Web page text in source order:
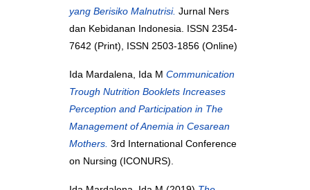
yang Berisiko Malnutrisi. Jurnal Ners
dan Kebidanan Indonesia. ISSN 2354-
7642 (Print), ISSN 2503-1856 (Online)
Ida Mardalena, Ida M Communication
Trough Nutrition Booklets Increases
Perception and Participation in The
Management of Anemia in Cesarean
Mothers. 3rd International Conference
on Nursing (ICONURS).